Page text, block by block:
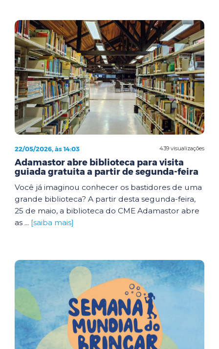
439 visualizações
22/05/2026, às 14:03
Adamastor abre biblioteca para visita
guiada gratuita a partir de segunda-feira
Você já imaginou conhecer os bastidores de uma
grande biblioteca? A partir desta segunda-feira,
25 de maio, a biblioteca do CME Adamastor abre
as ... [saiba mais]